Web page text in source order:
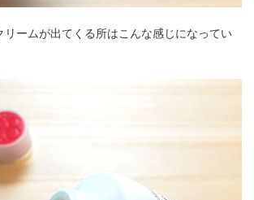
リームが出てくる所はこんな感じになってい